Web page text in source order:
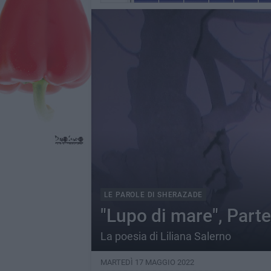
LE PAROLE DI SHERAZADE
"Lupo di mare",
La poesia di Liliana Salerno
MARTEDÌ 17 MAGGIO 2022